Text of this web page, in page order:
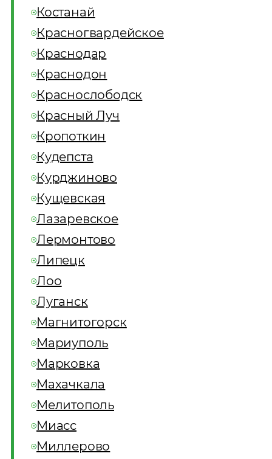
Костанай
Красногвардейское
Краснодар
Краснодон
Краснослободск
Красный Луч
Кропоткин
Кудепста
Курджиново
Кущевская
Лазаревское
Лермонтово
Липецк
Лоо
Луганск
Магнитогорск
Мариуполь
Марковка
Махачкала
Мелитополь
Миасс
Миллерово